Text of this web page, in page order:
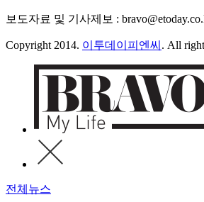
보도자료 및 기사제보 :
Copyright 2014. 이투데이피엔씨 . All
전체뉴스